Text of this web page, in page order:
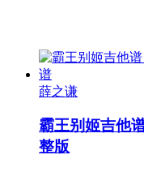
薛之谦
霸王别姬吉他
整版